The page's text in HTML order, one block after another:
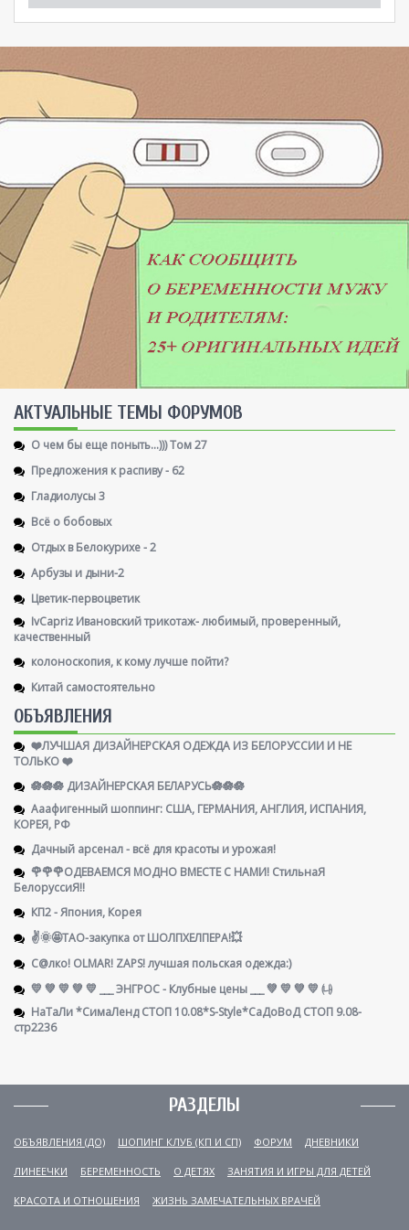
AКТУАЛЬНЫЕ ТЕМЫ ФОРУМОВ
О чем бы еще поныть...))) Том 27
Предложения к распиву - 62
Гладиолусы 3
Всё о бобовых
Отдых в Белокурихе - 2
Арбузы и дыни-2
Цветик-первоцветик
IvCapriz Ивановский трикотаж- любимый, проверенный,
качественный
колоноскопия, к кому лучше пойти?
Китай самостоятельно
ОБЪЯВЛЕНИЯ
❤️ЛУЧШАЯ ДИЗАЙНЕРСКАЯ ОДЕЖДА ИЗ БЕЛОРУССИИ И НЕ
ТОЛЬКО ❤️
🪷🪷🪷 ДИЗАЙНЕРСКАЯ БЕЛАРУСЬ🪷🪷🪷
Ааафигенный шоппинг: США, ГЕРМАНИЯ, АНГЛИЯ, ИСПАНИЯ,
КОРЕЯ, РФ
Дачный арсенал - всё для красоты и урожая!
🌹🌹🌹ОДЕВАЕМСЯ МОДНО ВМЕСТЕ С НАМИ! СтильнаЯ
БелоруссиЯ‼
КП2 - Япония, Корея
✌️🌞🤩ТАО-закупка от ШОЛПХЕЛПЕРА!💥
С@лко! OLMAR! ZAPS! лучшая польская одежда:)
💛 💚 💛 💚 💛 ___ ЭНГРОС - Клубные цены ___ 💚 💛 💚 💛 ㈏
НаТаЛи *СимаЛенд СТОП 10.08*S-Style*СаДоВоД СТОП 9.08-
стр2236
РАЗДЕЛЫ
ОБЪЯВЛЕНИЯ (ДО) ШОПИНГ КЛУБ (КП И СП) ФОРУМ ДНЕВНИКИ
ЛИНЕЕЧКИ БЕРЕМЕННОСТЬ О ДЕТЯХ ЗАНЯТИЯ И ИГРЫ ДЛЯ ДЕТЕЙ
КРАСОТА И ОТНОШЕНИЯ ЖИЗНЬ ЗАМЕЧАТЕЛЬНЫХ ВРАЧЕЙ